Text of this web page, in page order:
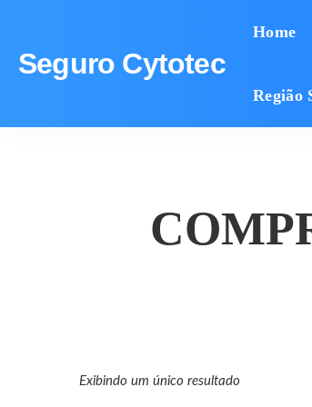
Seguro Cytotec
Home
Região
Exibindo um único resultado